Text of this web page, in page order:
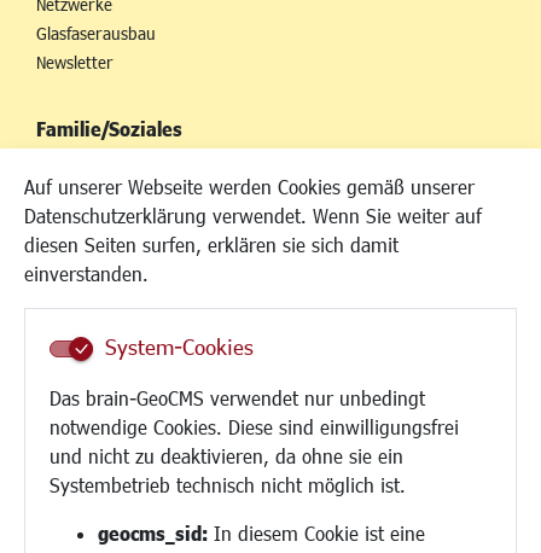
Auf unserer Webseite werden Cookies gemäß unserer
Datenschutzerklärung verwendet. Wenn Sie weiter auf
diesen Seiten surfen, erklären sie sich damit
einverstanden.
System-Cookies
Das brain-GeoCMS verwendet nur unbedingt
notwendige Cookies. Diese sind einwilligungsfrei
und nicht zu deaktivieren, da ohne sie ein
Systembetrieb technisch nicht möglich ist.
geocms_sid: In diesem Cookie ist eine
Glasfaserausbau
Newsletter
Familie/Soziales
Kinderbetreuung
Kinder und Jugend
Institutionen für Familien
Frauen
Schule
Demokratie leben
Ukrainehilfe
Hilfe für Geflüchtete
Religion